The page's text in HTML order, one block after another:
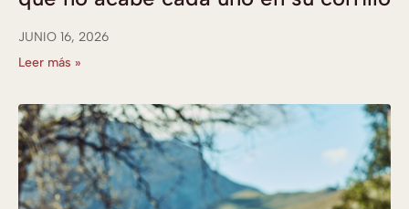
JUNIO 16, 2026
Leer más »